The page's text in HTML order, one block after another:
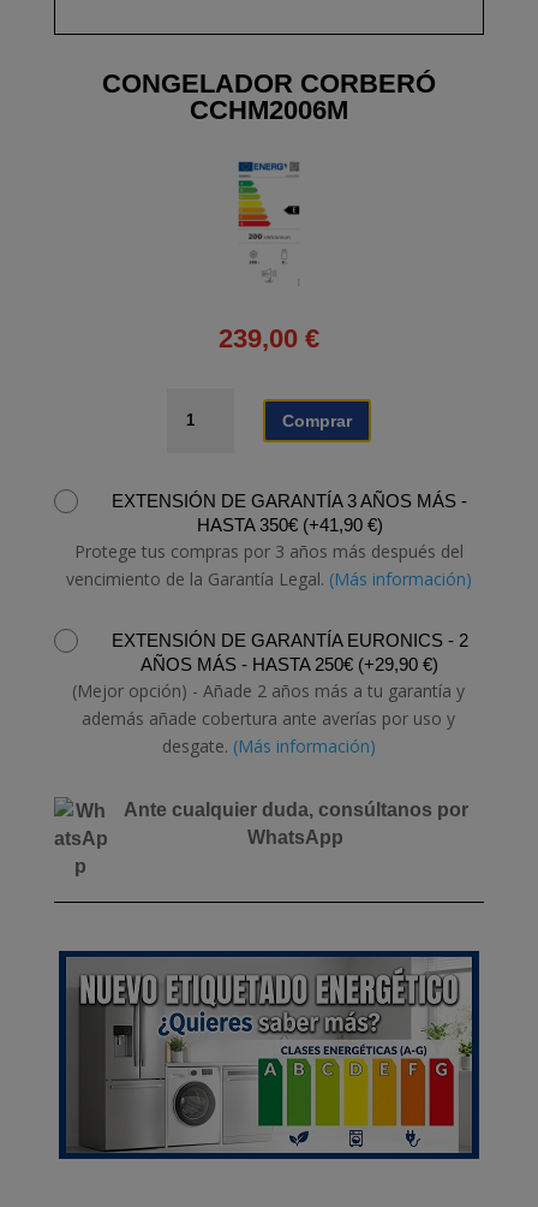
CONGELADOR CORBERÓ
CCHM2006M
239,00 €
CONGELADOR
CORBERÓ
Comprar
EXTENSIÓN DE GARANTÍA 3 AÑOS MÁS -
HASTA 350€ (+41,90 €)
Protege tus compras por 3 años más después del
vencimiento de la Garantía Legal. (Más información)
EXTENSIÓN DE GARANTÍA EURONICS - 2
AÑOS MÁS - HASTA 250€ (+29,90€)
(Mejor opción) - Añade 2 años más a tu garantía y
además añade cobertura ante averías por uso y
desgate. (Más información)
Ante cualquier duda, consúltanos por
WhatsApp